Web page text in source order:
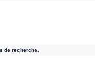
de recherche.